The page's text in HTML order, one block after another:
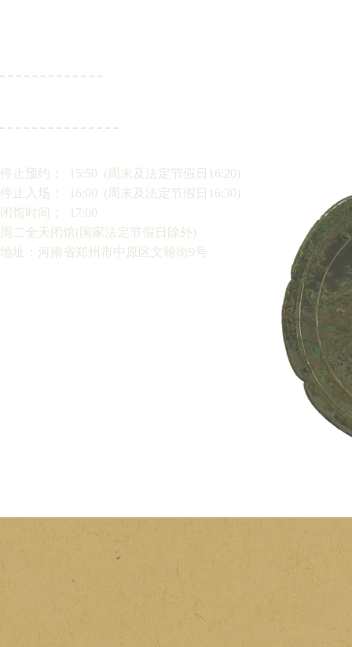
停止预约： 15:50 (周末及法定节假日16:20)
停止入场： 16:00 (周末及法定节假日16:30)
闭馆时间： 17:00
周二全天闭馆(国家法定节假日除外)
地址：河南省郑州市中原区文翰街9号